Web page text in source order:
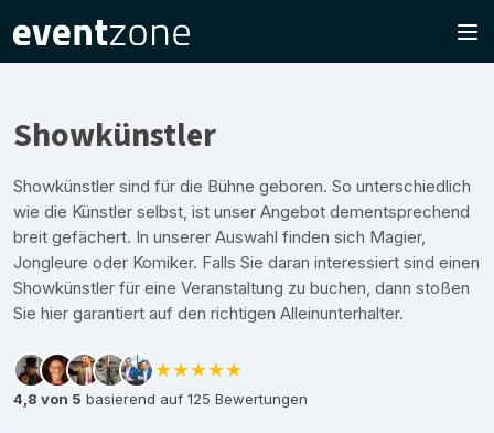
Showkünstler
Showkünstler sind für die Bühne geboren. So unterschiedlich
wie die Künstler selbst, ist unser Angebot dementsprechend
breit gefächert. In unserer Auswahl finden sich Magier,
Jongleure oder Komiker. Falls Sie daran interessiert sind einen
Showkünstler für eine Veranstaltung zu buchen, dann stoßen
Sie hier garantiert auf den richtigen Alleinunterhalter.
★★★★★
4,8 von 5 basierend auf 125 Bewertungen